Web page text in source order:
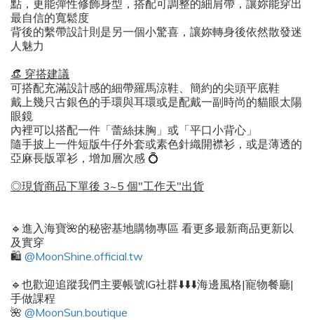
點，更能彈性修飾身型，搭配可調整的細肩帶，讓妳能穿出
最自信的寬鬆度
背後的繫帶設計則是另一個小驚喜，讓妳轉身後依然散發迷
人魅力
​👒 穿搭建議
​可搭配充滿設計感的細帶羅馬涼鞋、 簡約的尖頭平底鞋
戴上幾只古銀色的手環與耳環或是配戴一副時尚的貓眼太陽
眼鏡
內裡可以搭配一件「蕾絲抹胸」或「平口小背心」
隨手披上一件短版牛仔外套或素色針織開襟衫，或是薄透的
亞麻長版罩衫 ，增加層次感 💍
◎現貨商品下單後 3~5 個"工作天"出貨
🔹進入海寶🌺的秘密基地購物專區 看更多最新商品更新以
及實穿
🛍️ @MoonShine.official.tw
🔹也歡迎追蹤我們主要帳號IG社群⬇️⬇️⬇️海邊風格|寵物餐廳|
手做課程
🌺 @MoonSun.boutique